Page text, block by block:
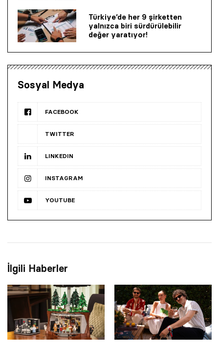
Türkiye’de her 9 şirketten
yalnızca biri sürdürülebilir
değer yaratıyor!
Sosyal Medya
FACEBOOK
TWITTER
LINKEDIN
INSTAGRAM
YOUTUBE
İlgili Haberler